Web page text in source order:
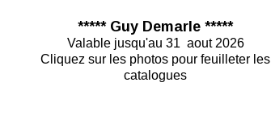
***** Guy Demarle *****
Valable jusqu'au 31 aout 2026
Cliquez sur les photos pour feuilleter les
catalogues